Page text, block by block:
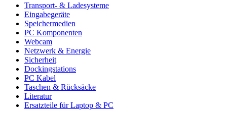
Transport- & Ladesysteme
Eingabegeräte
Speichermedien
PC Komponenten
Webcam
Netzwerk & Energie
Sicherheit
Dockingstations
PC Kabel
Taschen & Rücksäcke
Literatur
Ersatzteile für Laptop & PC